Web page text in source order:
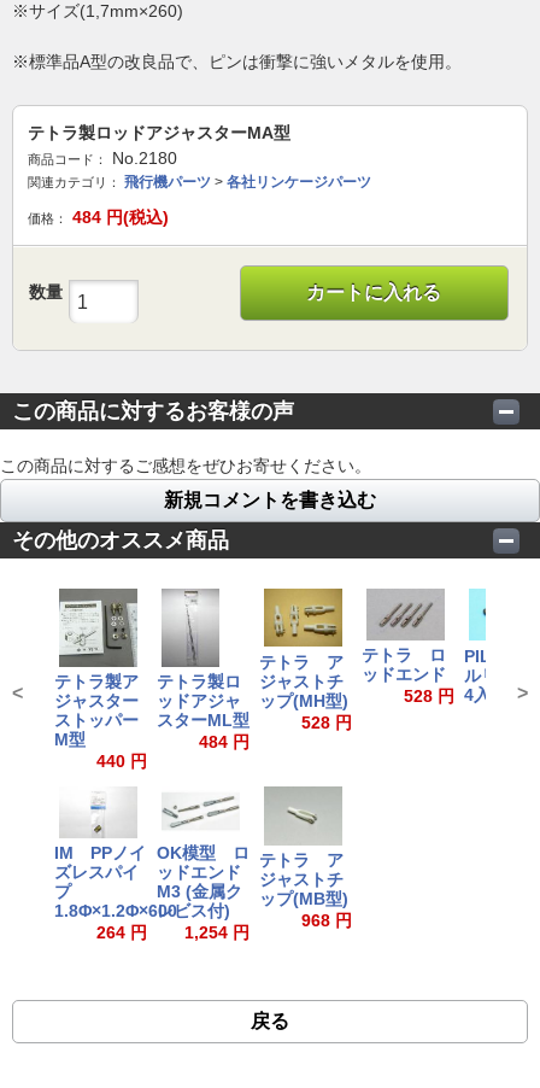
※サイズ(1,7mm×260)
※標準品A型の改良品で、ピンは衝撃に強いメタルを使用。
テトラ製ロッドアジャスターMA型
商品コード： No.2180
関連カテゴリ： 飛行機パーツ > 各社リンケージパーツ
価格： 484 円(税込)
数量 カートに入れる
この商品に対するお客様の声
この商品に対するご感想をぜひお寄せください。
新規コメントを書き込む
その他のオススメ商品
テトラ製ア
ジャスター
ストッパー
M型
440 円
テトラ製ロ
ッドアジャ
スターML型
484 円
テトラ ア
ジャストチ
ップ(MH型)
528 円
テトラ ロ
ッドエンド
528 円
PILOT ボ
ルリン
4入
IM PPノイ
ズレスパイ
プ
1.8Φ×1.2Φ×600
264 円
OK模型 ロ
ッドエンド
M3 (金属ク
レビス付)
1,254 円
テトラ ア
ジャストチ
ップ(MB型)
968 円
< >
戻る